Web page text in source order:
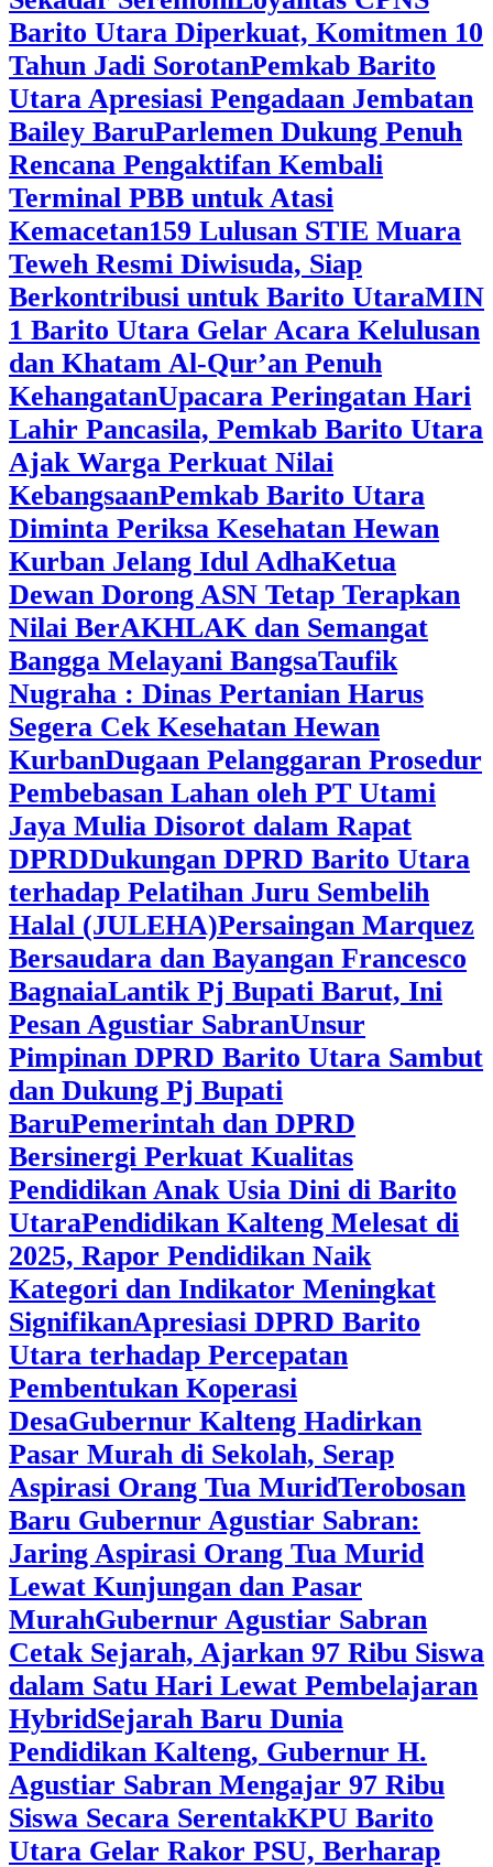
Barito Utara Diperkuat, Komitmen 10
Tahun Jadi SorotanPemkab Barito
Utara Apresiasi Pengadaan Jembatan
Bailey BaruParlemen Dukung Penuh
Rencana Pengaktifan Kembali
Terminal PBB untuk Atasi
Kemacetan159 Lulusan STIE Muara
Teweh Resmi Diwisuda, Siap
Berkontribusi untuk Barito UtaraMIN
1 Barito Utara Gelar Acara Kelulusan
dan Khatam Al-Qur’an Penuh
KehangatanUpacara Peringatan Hari
Lahir Pancasila, Pemkab Barito Utara
Ajak Warga Perkuat Nilai
KebangsaanPemkab Barito Utara
Diminta Periksa Kesehatan Hewan
Kurban Jelang Idul AdhaKetua
Dewan Dorong ASN Tetap Terapkan
Nilai BerAKHLAK dan Semangat
Bangga Melayani BangsaTaufik
Nugraha : Dinas Pertanian Harus
Segera Cek Kesehatan Hewan
KurbanDugaan Pelanggaran Prosedur
Pembebasan Lahan oleh PT Utami
Jaya Mulia Disorot dalam Rapat
DPRDDukungan DPRD Barito Utara
terhadap Pelatihan Juru Sembelih
Halal (JULEHA)Persaingan Marquez
Bersaudara dan Bayangan Francesco
BagnaiaLantik Pj Bupati Barut, Ini
Pesan Agustiar SabranUnsur
Pimpinan DPRD Barito Utara Sambut
dan Dukung Pj Bupati
BaruPemerintah dan DPRD
Bersinergi Perkuat Kualitas
Pendidikan Anak Usia Dini di Barito
Utara‎Pendidikan Kalteng Melesat di
2025, Rapor Pendidikan Naik
Kategori dan Indikator Meningkat
SignifikanApresiasi DPRD Barito
Utara terhadap Percepatan
Pembentukan Koperasi
Desa‎Gubernur Kalteng Hadirkan
Pasar Murah di Sekolah, Serap
Aspirasi Orang Tua Murid‎Terobosan
Baru Gubernur Agustiar Sabran:
Jaring Aspirasi Orang Tua Murid
Lewat Kunjungan dan Pasar
MurahGubernur Agustiar Sabran
Cetak Sejarah, Ajarkan 97 Ribu Siswa
dalam Satu Hari Lewat Pembelajaran
HybridSejarah Baru Dunia
Pendidikan Kalteng, Gubernur H.
Agustiar Sabran Mengajar 97 Ribu
Siswa Secara SerentakKPU Barito
Utara Gelar Rakor PSU, Berharap